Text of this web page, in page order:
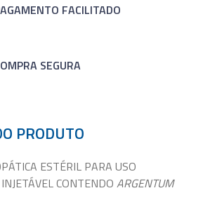
FACILITADO
SEGURA
PRODUTO
ESTÉRIL PARA USO
CONTENDO ARGENTUM